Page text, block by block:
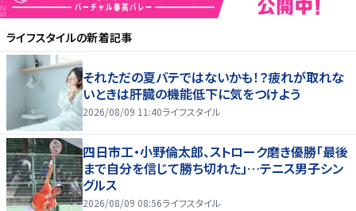
ライフスタイルの新着記事
それただの夏バテではないかも！？疲れが取れな
いときは肝臓の機能低下に気をつけよう
2026/08/09 11:40ライフスタイル
四日市工・小野倫太郎、ストローク磨き優勝「最後
まで自分を信じて勝ち切れた」…テニス男子シン
グルス
2026/08/09 08:56ライフスタイル